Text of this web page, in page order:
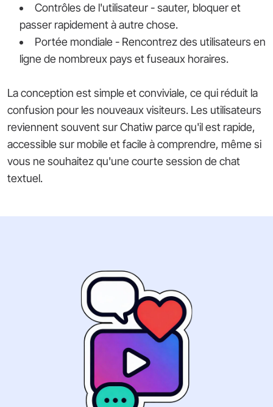
Contrôles de l'utilisateur - sauter, bloquer et
passer rapidement à autre chose.
Portée mondiale - Rencontrez des utilisateurs en
ligne de nombreux pays et fuseaux horaires.
La conception est simple et conviviale, ce qui réduit la
confusion pour les nouveaux visiteurs. Les utilisateurs
reviennent souvent sur Chatiw parce qu'il est rapide,
accessible sur mobile et facile à comprendre, même si
vous ne souhaitez qu'une courte session de chat
textuel.